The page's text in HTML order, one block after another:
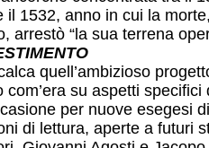
il 1532, anno in cui la
arrestò “la sua terrena
quell’ambizioso
su aspetti specifici
per nuove esegesi
di lettura, aperte a futuri